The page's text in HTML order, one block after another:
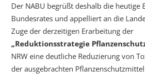
Der NABU begrüßt deshalb die heutige
Bundesrates und appelliert an die
Zuge der derzeitigen Erarbeitung der
„Reduktionsstrategie
NRW eine deutliche Reduzierung von
der ausgebrachten